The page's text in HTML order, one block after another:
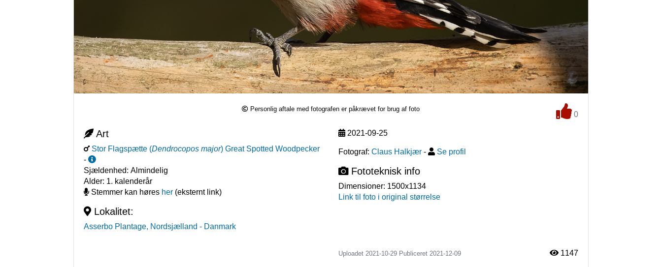
Personlig aftale med fotografen er påkrævet for brug af foto
0
Art
Stor Flagspætte (Dendrocopos major)Great Spotted Woodpecker
-
Sjældenhed:Almindelig
Alder: 1. kalenderår
Stemmer kan høres her (eksternt link)
Lokalitet:
Asserbo Plantage, Nordsjælland - Danmark
2021-09-25
Fotograf: Claus Halkjær - Se profil
Fototeknisk info
Dimensioner: 1500x1134
Link til foto i original størrelse
Uploadet 2021-10-29 Publiceret 2021-12-09 1147